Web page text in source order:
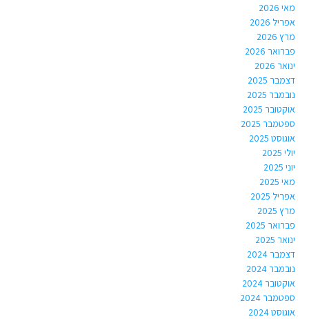
מאי 2026
אפריל 2026
מרץ 2026
פברואר 2026
ינואר 2026
דצמבר 2025
נובמבר 2025
אוקטובר 2025
ספטמבר 2025
אוגוסט 2025
יולי 2025
יוני 2025
מאי 2025
אפריל 2025
מרץ 2025
פברואר 2025
ינואר 2025
דצמבר 2024
נובמבר 2024
אוקטובר 2024
ספטמבר 2024
אוגוסט 2024